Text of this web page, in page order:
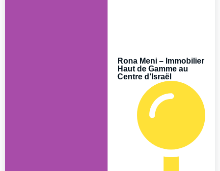
Rona Meni – Immobilier
Haut de Gamme au
Centre d’Israël